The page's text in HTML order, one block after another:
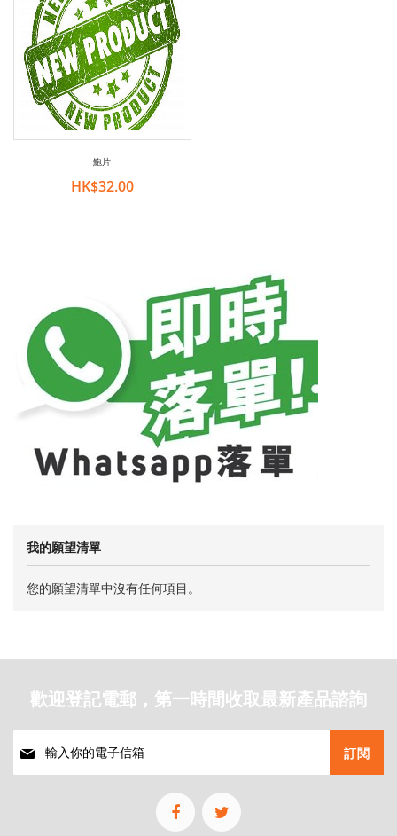
鮑片
HK$32.00
我的願望清單
您的願望清單中沒有任何項目。
歡迎登記電郵，第一時間收取最新產品諮詢
冊
我
訂閱